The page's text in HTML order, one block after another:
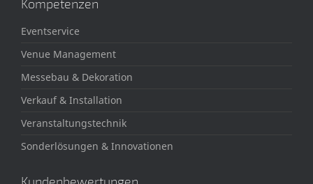
Kompetenzen
Eventservice
Venue Management
Messebau & Dekoration
Verkauf & Installation
Veranstaltungstechnik
Sonderlösungen & Innovationen